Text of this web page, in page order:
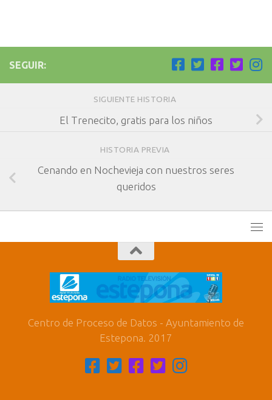
SEGUIR:
SIGUIENTE HISTORIA
El Trenecito, gratis para los niños
HISTORIA PREVIA
Cenando en Nochevieja con nuestros seres
queridos
Centro de Proceso de Datos - Ayuntamiento de
Estepona. 2017